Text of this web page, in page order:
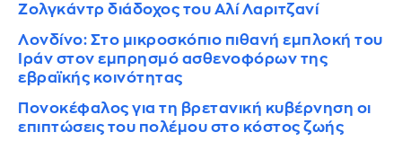
Ζολγκάντρ διάδοχος του Αλί Λαριτζανί
Λονδίνο: Στο μικροσκόπιο πιθανή εμπλοκή του
Ιράν στον εμπρησμό ασθενοφόρων της
εβραϊκής κοινότητας
Πονοκέφαλος για τη βρετανική κυβέρνηση οι
επιπτώσεις του πολέμου στο κόστος ζωής